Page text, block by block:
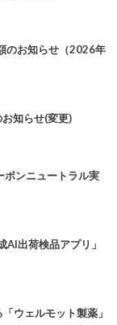
のお知らせ（2026年
知らせ(変更)
ボンニュートラル実
出荷検品アプリ」
ウェルモット製薬」